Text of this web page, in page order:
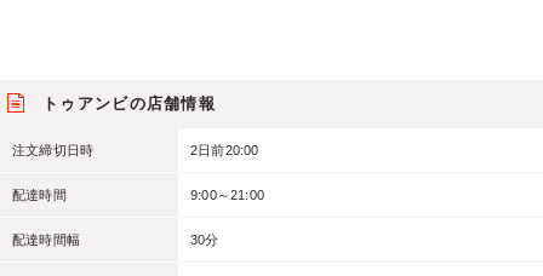
トゥアンビの店舗情報
注文締切日時 2日前20:00
配達時間 9:00～21:00
配達時間幅 30分